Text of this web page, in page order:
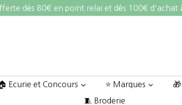
dès 80€ en point relai et dès 100€ d'achat
Ecurie et Concours ⭐ Marques
🧵 Broderie